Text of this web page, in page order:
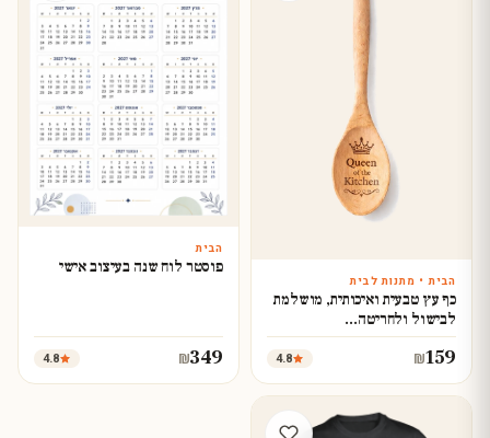
עצב עכשיו
הבית • מתנות לבית
כף עץ טבעית ואיכותית, מושלמת
לבישול ולחריטה…
₪159
4.8
עצב עכשיו
הבית
פוסטר לוח שנה בעיצוב אישי
₪349
4.8